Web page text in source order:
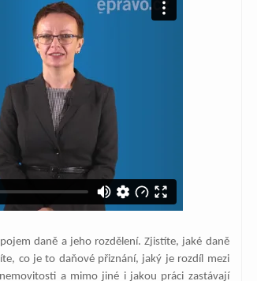
daně a jeho rozdělení. Zjistíte, jaké daně
co je to daňové přiznání, jaký je rozdíl mezi
a mimo jiné i jakou práci zastávají